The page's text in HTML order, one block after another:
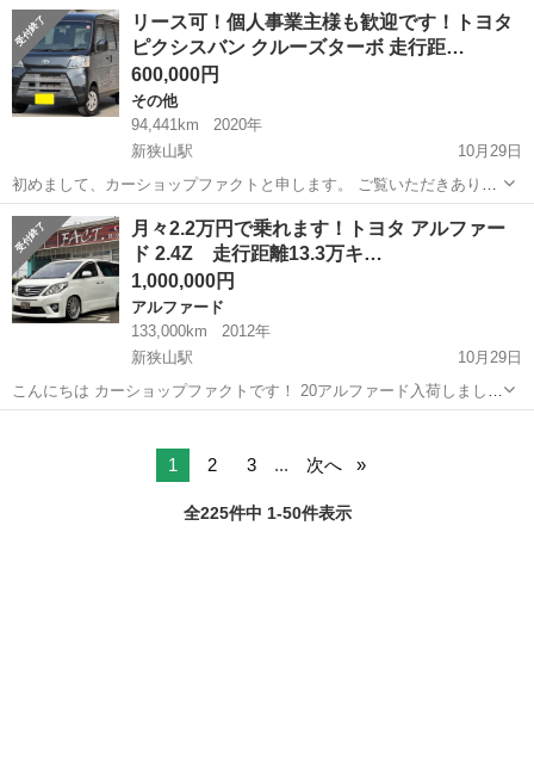
のヴェルファイアは、特に大きな不具合等はないお車です🚙 こちらは
修復歴はございません！...
埼玉 狭山市 新狭山駅 ヴェルファイア
リース可！個人事業主様も歓迎です！トヨタ
ピクシスバン クルーズターボ 走行距…
600,000円
その他
94,441km
2020年
新狭山駅
10月29日
初めまして、カーショップファクトと申します。 ご覧いただきありが
とうございます！ こちらのピクシスバンは、大きな傷や凹み、不具合
等はないお車です🚙 お仕事などで利用される方にピッタリのお車とな
ります✨ またこちらのお...
埼玉 狭山市 新狭山駅 その他 車両
月々2.2万円で乗れます！トヨタ アルファー
ド 2.4Z 走行距離13.3万キ…
1,000,000円
アルファード
133,000km
2012年
新狭山駅
10月29日
こんにちは カーショップファクトです！ 20アルファード入荷しまし
た！！ 大きな傷や凹み、不具合等はありません。 ツインムーンルー
1 2 3 ... 次へ
全225件中 1-50件表示